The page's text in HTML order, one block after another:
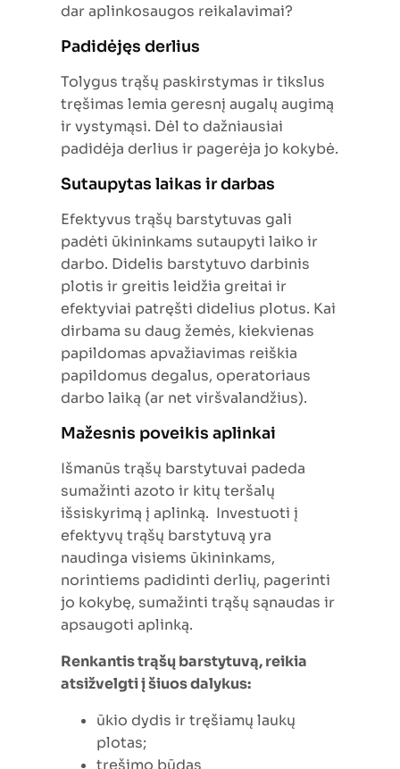
dar aplinkosaugos reikalavimai?
Padidėjęs derlius
Tolygus trąšų paskirstymas ir tikslus
tręšimas lemia geresnį augalų augimą
ir vystymąsi. Dėl to dažniausiai
padidėja derlius ir pagerėja jo kokybė.
Sutaupytas laikas ir darbas
Efektyvus trąšų barstytuvas gali
padėti ūkininkams sutaupyti laiko ir
darbo. Didelis barstytuvo darbinis
plotis ir greitis leidžia greitai ir
efektyviai patręšti didelius plotus. Kai
dirbama su daug žemės, kiekvienas
papildomas apvažiavimas reiškia
papildomus degalus, operatoriaus
darbo laiką (ar net viršvalandžius).
Mažesnis poveikis aplinkai
Išmanūs trąšų barstytuvai padeda
sumažinti azoto ir kitų teršalų
išsiskyrimą į aplinką. Investuoti į
efektyvų trąšų barstytuvą yra
naudinga visiems ūkininkams,
norintiems padidinti derlių, pagerinti
jo kokybę, sumažinti trąšų sąnaudas ir
apsaugoti aplinką.
Renkantis trąšų barstytuvą, reikia
atsižvelgti į šiuos dalykus:
ūkio dydis ir tręšiamų laukų
plotas;
tręšimo būdas